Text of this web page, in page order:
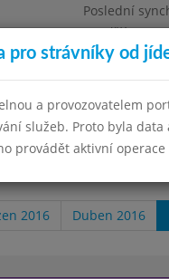
Poslední
Pondělí
Pavlovice u
Kontakty a informace
2016 Duben 2016
pro strávníky od
a provozovatelem
služeb. Proto byla
provádět aktivní